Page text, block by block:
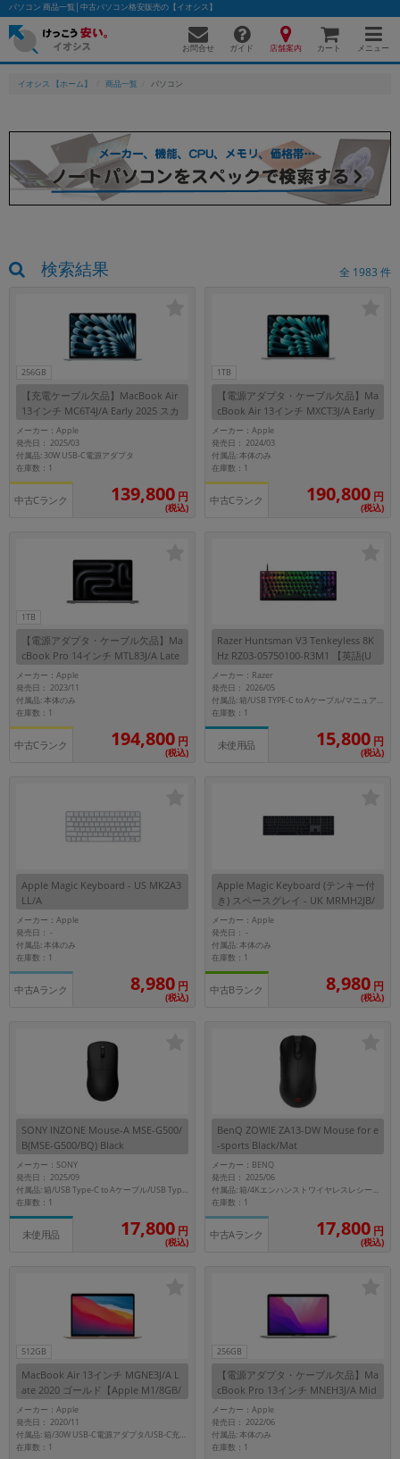
パソコン 商品一覧│中古パソコン格安販売の【イオシス】
お問合せ ガイド 店舗案内 カート メニュー
イオシス 【ホーム】 商品一覧 パソコン
検索結果 全 1983 件
256GB
【充電ケーブル欠品】MacBook Air
13インチ MC6T4J/A Early 2025 スカ
イブルー【Apple M4/16GB/256GB S
SD】
メーカー：Apple
発売日： 2025/03
付属品: 30W USB-C電源アダプタ
在庫数：1
中古Cランク 139,800 円
(税込)
1TB
【電源アダプタ・ケーブル欠品】Ma
cBook Air 13インチ MXCT3J/A Early
2024 シルバー【Apple M3/24GB/1T
B SSD】
メーカー：Apple
発売日： 2024/03
付属品: 本体のみ
在庫数：1
中古Cランク 190,800 円
(税込)
1TB
【電源アダプタ・ケーブル欠品】Ma
cBook Pro 14インチ MTL83J/A Late
2023 スペースグレイ【Apple M3(8
コア)/24GB/1TB SSD】
メーカー：Apple
発売日： 2023/11
付属品: 本体のみ
在庫数：1
中古Cランク 194,800 円
(税込)
Razer Huntsman V3 Tenkeyless 8K
Hz RZ03-05750100-R3M1 【英語(U
S)配列】
メーカー：Razer
発売日： 2026/05
付属品: 箱/USB TYPE-C to Aケーブル/マニュアル
在庫数：1
未使用品 15,800 円
(税込)
Apple Magic Keyboard - US MK2A3
LL/A
メーカー：Apple
発売日：-
付属品: 本体のみ
在庫数：1
中古Aランク 8,980 円
(税込)
Apple Magic Keyboard (テンキー付
き) スペースグレイ - UK MRMH2JB/
A
メーカー：Apple
発売日：-
付属品: 本体のみ
在庫数：1
中古Bランク 8,980 円
(税込)
SONY INZONE Mouse-A MSE-G500/
B(MSE-G500/BQ) Black
メーカー：SONY
発売日： 2025/09
付属品: 箱/USB Type-C to Aケーブル/USB Type-A ドングル/マウスソール(1set)/マニュアル
在庫数：1
未使用品 17,800 円
(税込)
BenQ ZOWIE ZA13-DW Mouse for e
-sports Black/Mat
メーカー：BENQ
発売日： 2025/06
付属品: 箱/4Kエンハンストワイヤレスレシーバー/USBワイヤレスレシーバー/USBアダプター/USBケーブル/ユーザーガイド
在庫数：1
中古Aランク 17,800 円
(税込)
512GB
MacBook Air 13インチ MGNE3J/A L
ate 2020 ゴールド【Apple M1/8GB/
512GB SSD】
メーカー：Apple
発売日： 2020/11
付属品: 箱/30W USB-C電源アダプタ/USB-C充電ケーブル(2m)/マニュアル
在庫数：1
256GB
【電源アダプタ・ケーブル欠品】Ma
cBook Pro 13インチ MNEH3J/A Mid
2022 スペースグレイ【Apple M2/8
GB/256GB SSD】
メーカー：Apple
発売日： 2022/06
付属品: 本体のみ
在庫数：1